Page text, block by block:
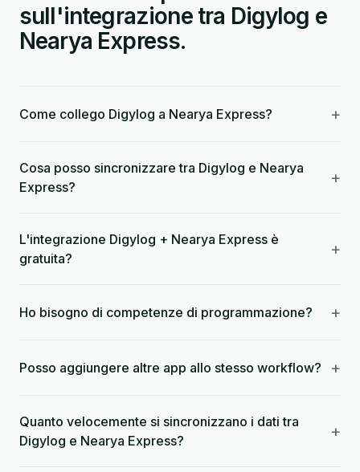
sull'integrazione tra Digylog e
Nearya Express.
Come collego Digylog a Nearya Express? +
Cosa posso sincronizzare tra Digylog e Nearya
Express?
+
L'integrazione Digylog + Nearya Express è
gratuita?
+
Ho bisogno di competenze di programmazione? +
Posso aggiungere altre app allo stesso workflow? +
Quanto velocemente si sincronizzano i dati tra
Digylog e Nearya Express?
+